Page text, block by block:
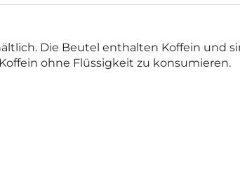
Die Beutel enthalten Koffein und
ohne Flüssigkeit zu konsumieren.